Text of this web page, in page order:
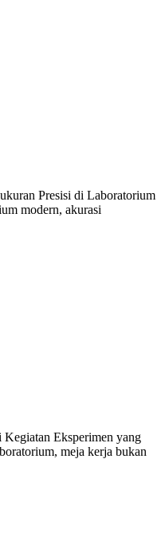
Presisi di Laboratorium
modern, akurasi
Eksperimen yang
meja kerja bukan